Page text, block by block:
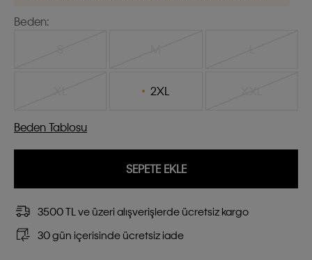
Beden:
2XL
Beden Tablosu
SEPETE EKLE
3500 TL ve üzeri alışverişlerde ücretsiz kargo
30 gün içerisinde ücretsiz iade